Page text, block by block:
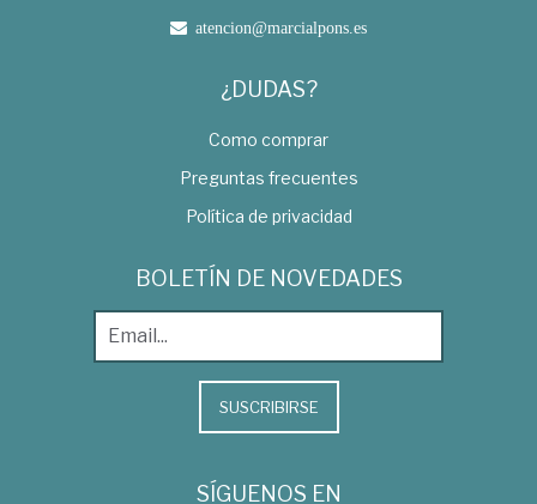
atencion@marcialpons.es
¿DUDAS?
Como comprar
Preguntas frecuentes
Política de privacidad
BOLETÍN DE NOVEDADES
SUSCRIBIRSE
SÍGUENOS EN